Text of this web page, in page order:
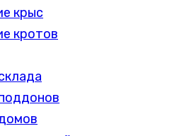
крыс
кротов